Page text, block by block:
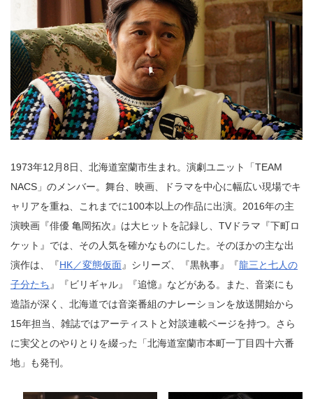
1973年12月8日、北海道室蘭市生まれ。演劇ユニット「TEAM
NACS」のメンバー。舞台、映画、ドラマを中心に幅広い現場でキ
ャリアを重ね、これまでに100本以上の作品に出演。2016年の主
演映画『俳優 亀岡拓次』は大ヒットを記録し、TVドラマ『下町ロ
ケット』では、その人気を確かなものにした。そのほかの主な出
演作は、『HK／変態仮面』シリーズ、『黒執事』『龍三と七人の
子分たち』『ビリギャル』『追憶』などがある。また、音楽にも
造詣が深く、北海道では音楽番組のナレーションを放送開始から
15年担当、雑誌ではアーティストと対談連載ページを持つ。さら
に実父とのやりとりを綴った「北海道室蘭市本町一丁目四十六番
地」も発刊。